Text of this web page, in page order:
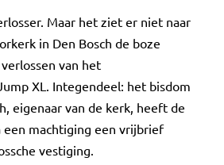
Maar het ziet er niet naar
in Den Bosch de boze
van het
XL. Integendeel: het bisdom
eigenaar van de kerk, heeft de
machtiging een vrijbrief
vestiging.